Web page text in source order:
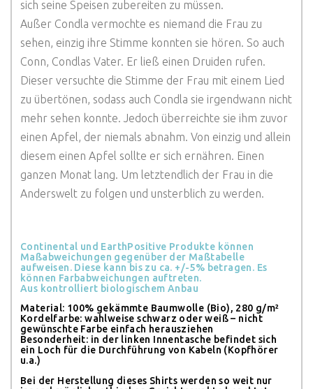
sich seine Speisen zubereiten zu müssen.
Außer Condla vermochte es niemand die Frau zu
sehen, einzig ihre Stimme konnten sie hören. So auch
Conn, Condlas Vater. Er ließ einen Druiden rufen.
Dieser versuchte die Stimme der Frau mit einem Lied
zu übertönen, sodass auch Condla sie irgendwann nicht
mehr sehen konnte. Jedoch überreichte sie ihm zuvor
einen Apfel, der niemals abnahm. Von einzig und allein
diesem einen Apfel sollte er sich ernähren. Einen
ganzen Monat lang. Um letztendlich der Frau in die
Anderswelt zu folgen und unsterblich zu werden.
Continental und EarthPositive Produkte können
Maßabweichungen gegenüber der Maßtabelle
aufweisen. Diese kann bis zu ca. +/-5% betragen. Es
können Farbabweichungen auftreten.
Aus kontrolliert biologischem Anbau
Material: 100% gekämmte Baumwolle (Bio), 280 g/m²
Kordelfarbe: wahlweise schwarz oder weiß – nicht
gewünschte Farbe einfach herausziehen
Besonderheit: in der linken Innentasche befindet sich
ein Loch für die Durchführung von Kabeln (Kopfhörer
u.a.)
Bei der Herstellung dieses Shirts werden so weit nur